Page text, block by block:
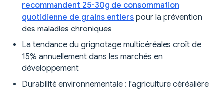
recommandent 25-30g de consommation
quotidienne de grains entiers pour la prévention
des maladies chroniques
La tendance du grignotage multicéréales croît de
15% annuellement dans les marchés en
développement
Durabilité environnementale : l'agriculture céréalière